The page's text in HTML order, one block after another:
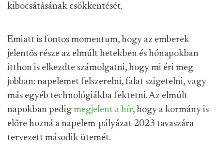
kibocsátásának csökkentését.
Emiatt is fontos momentum, hogy az emberek
jelentős része az elmúlt hetekben és hónapokban
itthon is elkezdte számolgatni, hogy mi éri meg
jobban: napelemet felszerelni, falat szigetelni, vagy
más egyéb technológiákba fektetni. Az elmúlt
napokban pedig megjelent a hír, hogy a kormány is
előre hozná a napelem-pályázat 2023 tavaszára
tervezett második ütemét.